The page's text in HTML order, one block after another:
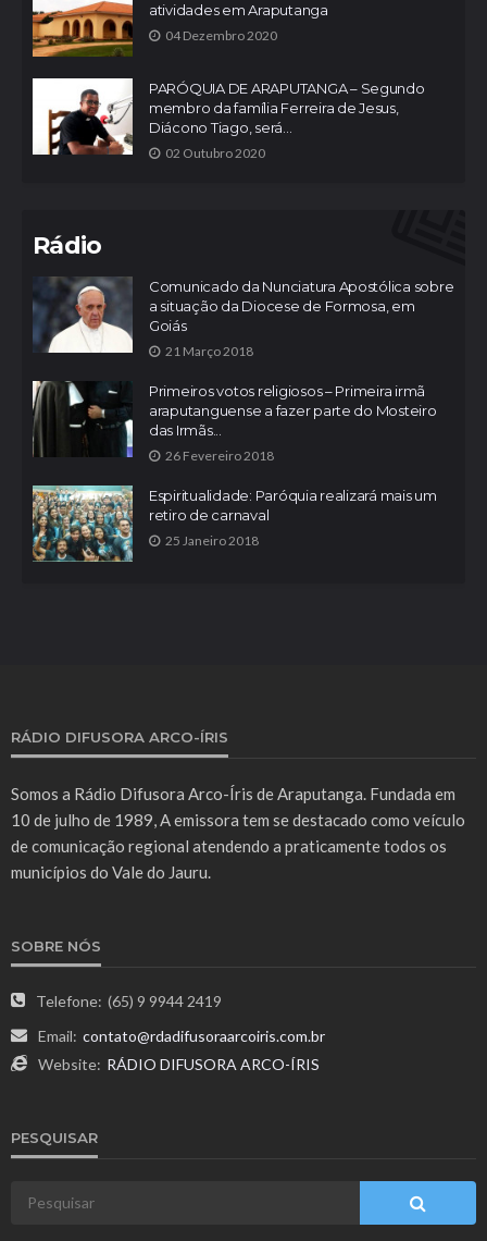
atividades em Araputanga
04 Dezembro 2020
PARÓQUIA DE ARAPUTANGA – Segundo
membro da família Ferreira de Jesus,
Diácono Tiago, será...
02 Outubro 2020
Rádio
Comunicado da Nunciatura Apostólica sobre
a situação da Diocese de Formosa, em
Goiás
21 Março 2018
Primeiros votos religiosos – Primeira irmã
araputanguense a fazer parte do Mosteiro
das Irmãs...
26 Fevereiro 2018
Espiritualidade: Paróquia realizará mais um
retiro de carnaval
25 Janeiro 2018
RÁDIO DIFUSORA ARCO-ÍRIS
Somos a Rádio Difusora Arco-Íris de Araputanga. Fundada em
10 de julho de 1989, A emissora tem se destacado como veículo
de comunicação regional atendendo a praticamente todos os
municípios do Vale do Jauru.
SOBRE NÓS
Telefone: (65) 9 9944 2419
Email: contato@rdadifusoraarcoiris.com.br
Website: RÁDIO DIFUSORA ARCO-ÍRIS
PESQUISAR